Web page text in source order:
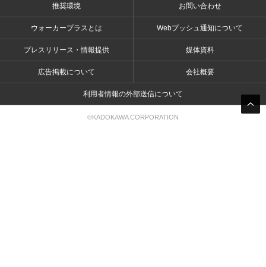
推奨環境 お問い合わせ
ウォーカープラスとは Webプッシュ通知について
プレスリリース・情報提供 媒体資料
広告掲載について 会社概要
利用者情報の外部送信について
©KADOKAWA CORPORATION